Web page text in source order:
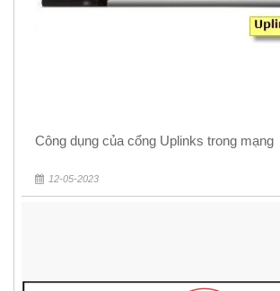
Công dụng của cổng Uplinks trong mạng
12-05-2023